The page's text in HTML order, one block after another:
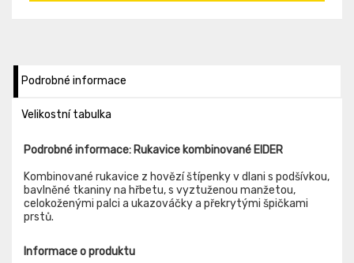
Podrobné informace
Velikostní tabulka
Podrobné informace: Rukavice kombinované EIDER
Kombinované rukavice z hovězí štípenky v dlani s podšívkou,
bavlněné tkaniny na hřbetu, s vyztuženou manžetou,
celokoženými palci a ukazováčky a překrytými špičkami
prstů.
Informace o produktu